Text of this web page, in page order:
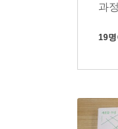
말아야
회복되
자존감
과
19명